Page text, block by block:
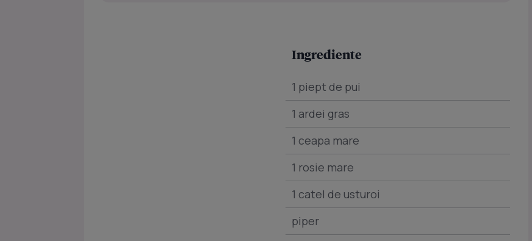
Ingrediente
1 piept de pui
1 ardei gras
1 ceapa mare
1 rosie mare
1 catel de usturoi
piper